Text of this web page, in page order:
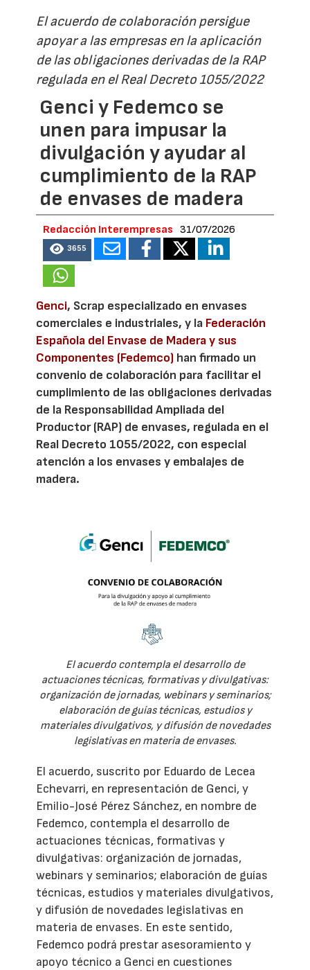
El acuerdo de colaboración persigue
apoyar a las empresas en la aplicación
de las obligaciones derivadas de la RAP
regulada en el Real Decreto 1055/2022
Genci y Fedemco se
unen para impusar la
divulgación y ayudar al
cumplimiento de la RAP
de envases de madera
Redacción Interempresas 31/07/2026
3655
Genci, Scrap especializado en envases
comerciales e industriales, y la Federación
Española del Envase de Madera y sus
Componentes (Fedemco) han firmado un
convenio de colaboración para facilitar el
cumplimiento de las obligaciones derivadas
de la Responsabilidad Ampliada del
Productor (RAP) de envases, regulada en el
Real Decreto 1055/2022, con especial
atención a los envases y embalajes de
madera.
El acuerdo contempla el desarrollo de
actuaciones técnicas, formativas y divulgativas:
organización de jornadas, webinars y seminarios;
elaboración de guías técnicas, estudios y
materiales divulgativos, y difusión de novedades
legislativas en materia de envases.
El acuerdo, suscrito por Eduardo de Lecea
Echevarri, en representación de Genci, y
Emilio-José Pérez Sánchez, en nombre de
Fedemco, contempla el desarrollo de
actuaciones técnicas, formativas y
divulgativas: organización de jornadas,
webinars y seminarios; elaboración de guías
técnicas, estudios y materiales divulgativos,
y difusión de novedades legislativas en
materia de envases. En este sentido,
Fedemco podrá prestar asesoramiento y
apoyo técnico a Genci en cuestiones